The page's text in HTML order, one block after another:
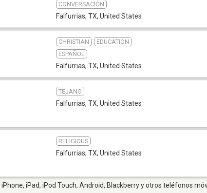
CONVERSACIÓN
Falfurrias, TX, United States
CHRISTIAN
EDUCATION
ESPAÑOL
Falfurrias, TX, United States
TEJANO
Falfurrias, TX, United States
RELIGIOUS
Falfurrias, TX, United States
iPad, iPod Touch, Android, Blackberry y otros teléfonos